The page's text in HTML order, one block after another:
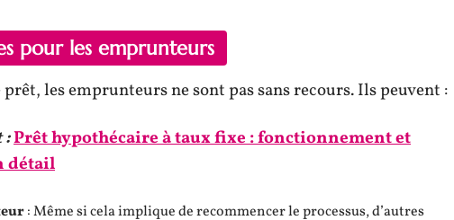
pour les emprunteurs
les emprunteurs ne sont pas sans recours. Ils peuvent :
:Prêt hypothécaire à taux fixe : fonctionnement et
détail
: Même si cela implique de recommencer le processus, d’autres